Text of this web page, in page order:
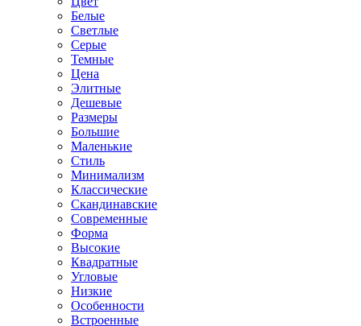
Белые
Светлые
Серые
Темные
Цена
Элитные
Дешевые
Размеры
Большие
Маленькие
Стиль
Минимализм
Классические
Скандинавские
Современные
Форма
Высокие
Квадратные
Угловые
Низкие
Особенности
Встроенные